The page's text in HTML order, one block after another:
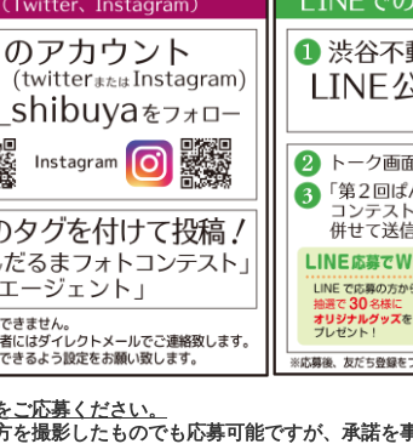
ご応募ください。
を撮影したものでも応募可能ですが、承諾を